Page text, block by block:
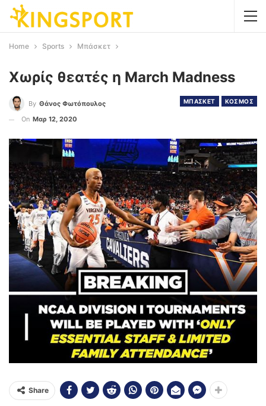
Home Sports Μπάσκετ
Χωρίς θεατές η March Madness
ΜΠΑΣΚΕΤ ΚΟΣΜΟΣ
By Θάνος Φωτόπουλος
On Μαρ 12, 2020
Share